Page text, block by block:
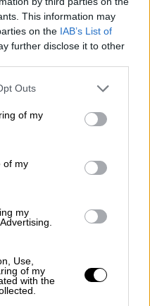
This information may
on the IAB’s List of
further disclose it to other
uses one or more Google
You may click to
its third-party tags to
purposes in below Google
Outs
of my
of my
my
Use,
of my
with the
θα συνεχίσει να
εισπράττοντας
ισοδυναμεί με
εκατ. ευρώ την
ημέρα, 22.916
του προσφέρεται
περίπου 33
του ρόλου που
του
και